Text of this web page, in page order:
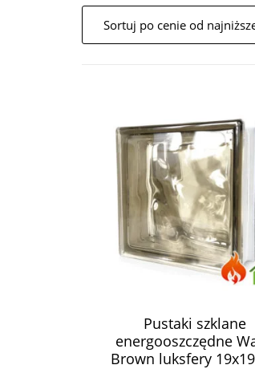
Pustaki szklane
energooszczędne
Brown luksfery